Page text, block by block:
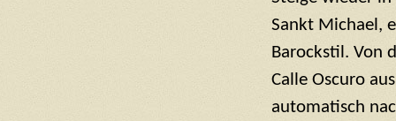
Sankt Michael,
Barockstil. Von
Calle Oscuro
automatisch